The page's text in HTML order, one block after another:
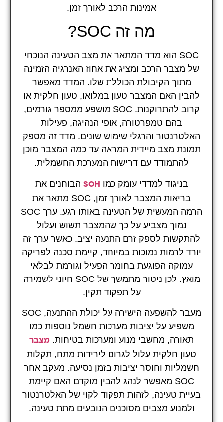
אמינות הרכב לאורך זמן.
מה זה SOC?
SOC הוא מדד המתאר את מצב הטעינה הנוכחי
של מצבר הרכב ומציג את אחוז האנרגיה הזמינה
מתוך הקיבולת הכוללת שלו. המדד מאפשר
להבין האם המצבר טעון במלואו, טעון חלקית או
קרוב להתרוקנות. SOC מושפע ממספר גורמים,
בהם טמפרטורה, אופי הנהיגה, פעילות
האלטרנטור והרגלי שימוש שונים. מדד זה מספק
תמונת מצב מיידית המראה עד כמה המצבר מוכן
להתמודד עם דרישות המערכת החשמלית.
בניגוד למדדי עומק כמו SOH הבוחנים את
בריאות המצבר לאורך זמן, SOC מתאר את
הרמה המעשית של הטעינה באותו רגע. ערך SOC
נמוך מצביע על כך שהמצבר תשוש ועלול
להתקשות לספק זרם התנעה יציב. כאשר ערך זה
יורד לרמות נמוכות במיוחד, קיימת סכנה לפריקה
עמוקה הפוגעת בחומר הפעיל וגורמת לבלאי
מואץ. לכן ניטור מתמשך של SOC חיוני לשמירה
על תפקוד תקין.
מעבר להשפעה הישירה על יכולת ההתנעה, SOC
משפיע על יציבות מערכות חשמל נוספות כמו
תאורה, מחשבי מנוע ומערכות בטיחות. מצבר
טעון חלקית עלול לגרום לירידות מתח, תקלות
חשמליות וחוסר יציבות בזמן נסיעה. מעקב אחר
SOC מאפשר לנהג להבין מוקדם האם קיימת
בעיית טעינה, לזהות תפקוד לקוי של האלטרנטור
ולמנוע מצבים מסוכנים הנובעים מתת טעינה.